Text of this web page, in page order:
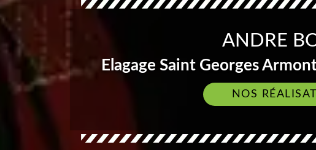
ANDRE
Elagage Saint Georges
NOS